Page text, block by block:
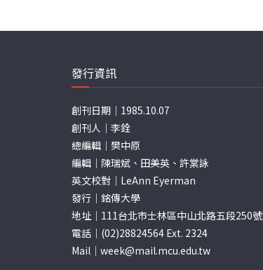
發行資訊
創刊日期｜1985.10.07
創刊人｜李銓
總編輯｜樊中原
編輯｜陳瑞斌、田美英、許棠詠
英文校對｜LeAnn Eyerman
發行｜銘傳大學
地址｜111台北市士林區中山北路五段250號
電話｜(02)28824564 Ext. 2324
Mail｜ week@mail.mcu.edu.tw